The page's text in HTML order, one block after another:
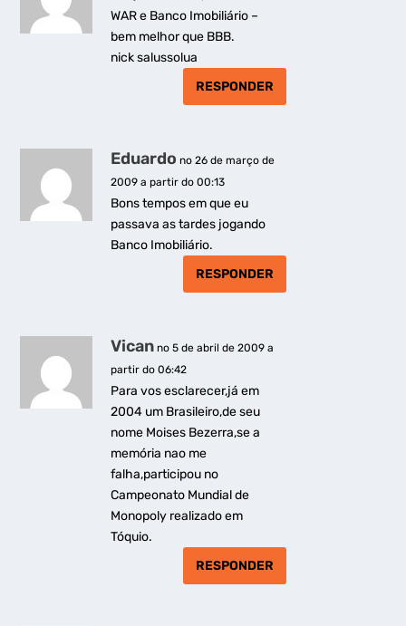
WAR e Banco Imobiliário –
bem melhor que BBB.
nick salussolua
RESPONDER
Eduardo no 26 de março de
2009 a partir do 00:13
Bons tempos em que eu
passava as tardes jogando
Banco Imobiliário.
RESPONDER
Vican no 5 de abril de 2009 a
partir do 06:42
Para vos esclarecer,já em
2004 um Brasileiro,de seu
nome Moises Bezerra,se a
memória nao me
falha,participou no
Campeonato Mundial de
Monopoly realizado em
Tóquio.
RESPONDER